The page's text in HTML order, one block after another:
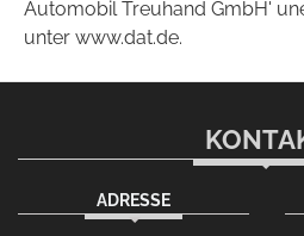
Automobil Treuhand GmbH'
unter www.dat.de.
ADRESSE